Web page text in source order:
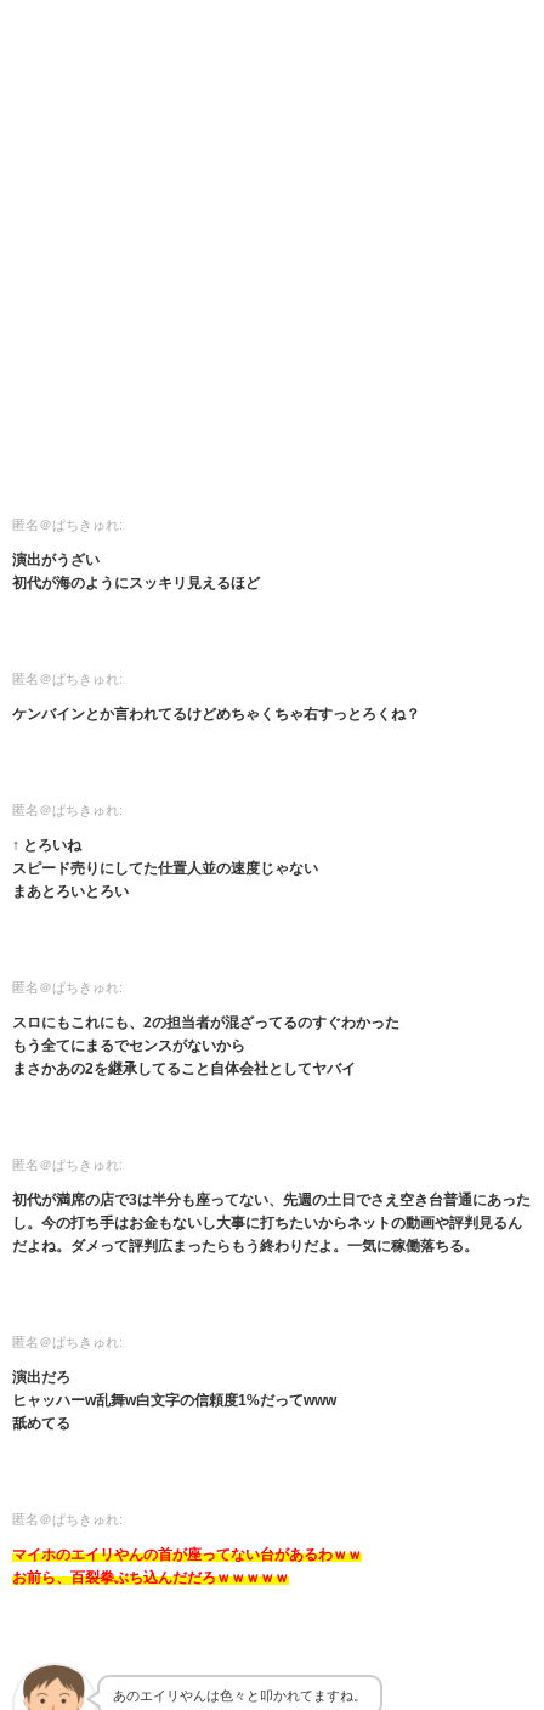
匿名＠ぱちきゅれ:
演出がうざい
初代が海のようにスッキリ見えるほど
匿名＠ぱちきゅれ:
ケンバインとか言われてるけどめちゃくちゃ右すっとろくね？
匿名＠ぱちきゅれ:
↑ とろいね
スピード売りにしてた仕置人並の速度じゃない
まあとろいとろい
匿名＠ぱちきゅれ:
スロにもこれにも、2の担当者が混ざってるのすぐわかった
もう全てにまるでセンスがないから
まさかあの2を継承してること自体会社としてヤバイ
匿名＠ぱちきゅれ:
初代が満席の店で3は半分も座ってない、先週の土日でさえ空き台普通にあった
し。今の打ち手はお金もないし大事に打ちたいからネットの動画や評判見るん
だよね。ダメって評判広まったらもう終わりだよ。一気に稼働落ちる。
匿名＠ぱちきゅれ:
演出だろ
ヒャッハーw乱舞w白文字の信頼度1%だってwww
舐めてる
匿名＠ぱちきゅれ:
マイホのエイリやんの首が座ってない台があるわｗｗ
お前ら、百裂拳ぶち込んだだろｗｗｗｗｗ
あのエイリやんは色々と叩かれてますね。